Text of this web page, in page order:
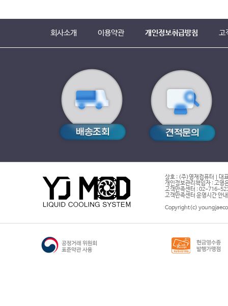
회사소개 이용약관 개인정보취급방침 고
상호 : (주)영재컴퓨터 | 대
개인정보관리책임자 : 고영
고객만족센터 : 02-716-
고객만족센터 운영시간 안
Copyright(c)